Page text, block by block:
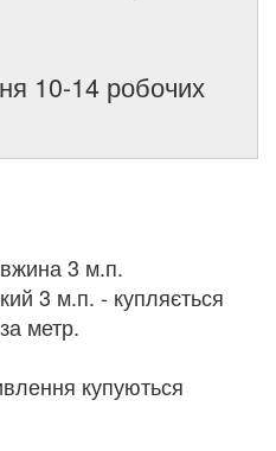
10-14 робочих
3 м.п.
3 м.п. - купляється
метр.
купуються